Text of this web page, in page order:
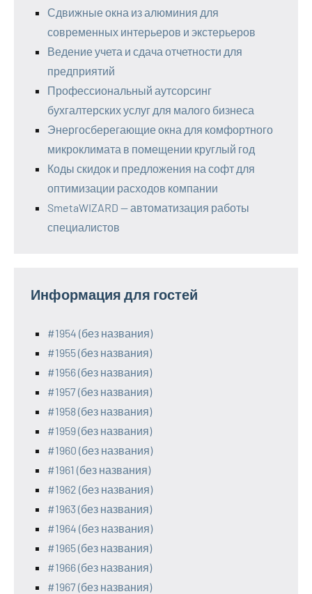
Сдвижные окна из алюминия для
современных интерьеров и экстерьеров
Ведение учета и сдача отчетности для
предприятий
Профессиональный аутсорсинг
бухгалтерских услуг для малого бизнеса
Энергосберегающие окна для комфортного
микроклимата в помещении круглый год
Коды скидок и предложения на софт для
оптимизации расходов компании
SmetaWIZARD — автоматизация работы
специалистов
Информация для гостей
#1954 (без названия)
#1955 (без названия)
#1956 (без названия)
#1957 (без названия)
#1958 (без названия)
#1959 (без названия)
#1960 (без названия)
#1961 (без названия)
#1962 (без названия)
#1963 (без названия)
#1964 (без названия)
#1965 (без названия)
#1966 (без названия)
#1967 (без названия)